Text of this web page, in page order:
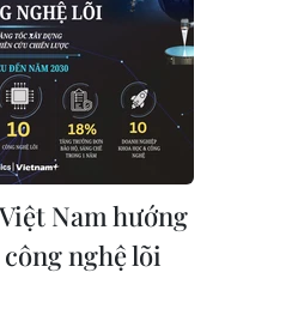
Việt Nam hướng
nghệ lõi